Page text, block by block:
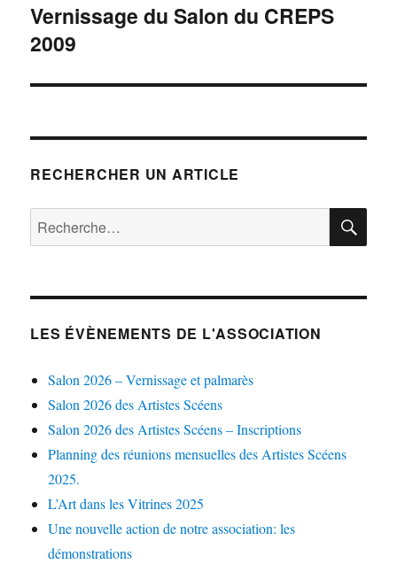
Publication
suivante :
Vernissage du Salon du CREPS
2009
RECHERCHER UN ARTICLE
Recherche
pour :
LES ÉVÈNEMENTS DE L'ASSOCIATION
Salon 2026 – Vernissage et palmarès
Salon 2026 des Artistes Scéens
Salon 2026 des Artistes Scéens – Inscriptions
Planning des réunions mensuelles des Artistes Scéens
2025.
L’Art dans les Vitrines 2025
Une nouvelle action de notre association: les
démonstrations